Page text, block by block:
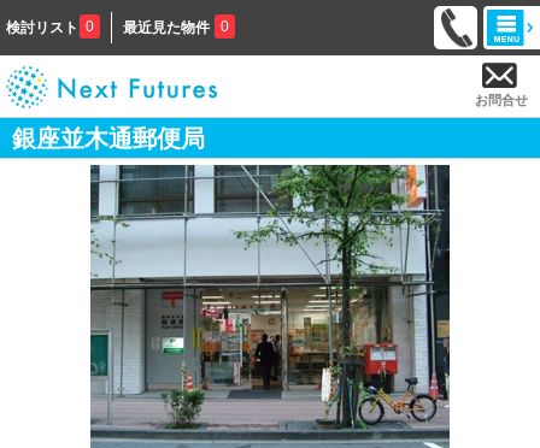
検討リスト 0 最近見た物件 0
お問合せ
銀座並木通郵便局